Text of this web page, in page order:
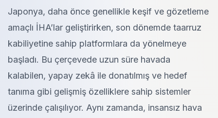
Japonya, daha önce genellikle keşif ve gözetleme
amaçlı İHA’lar geliştirirken, son dönemde taarruz
kabiliyetine sahip platformlara da yönelmeye
başladı. Bu çerçevede uzun süre havada
kalabilen, yapay zekâ ile donatılmış ve hedef
tanıma gibi gelişmiş özelliklere sahip sistemler
üzerinde çalışılıyor. Aynı zamanda, insansız hava